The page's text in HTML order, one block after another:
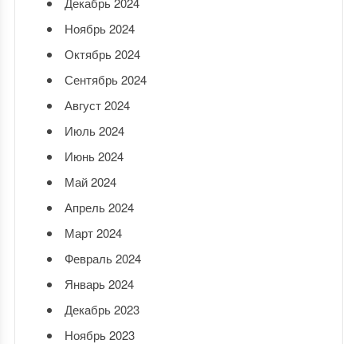
Ноябрь 2024
Октябрь 2024
Сентябрь 2024
Август 2024
Июль 2024
Июнь 2024
Май 2024
Апрель 2024
Март 2024
Февраль 2024
Январь 2024
Декабрь 2023
Ноябрь 2023